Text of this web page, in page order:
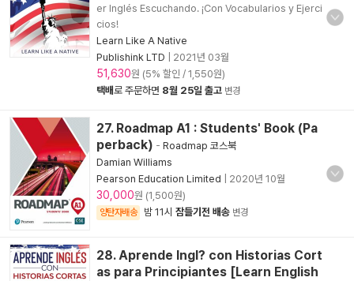
er Inglés Escuchando. ¡Con Vocabularios y Ejerci
cios!
Learn Like A Native
Publishink LTD
2021년 03월
51,630원 (5% 할인 / 1,550원)
택배로 주문하면 8월 25일 출고 변경
27. Roadmap A1 : Students' Book (Pa
perback) - Roadmap 코스북
Damian Williams
Pearson Education Limited
2020년 10월
30,000원 (1,500원)
양탄자배송 밤 11시 잠들기전 배송 변경
28. Aprende Ingl? con Historias Cort
as para Principiantes [Learn English